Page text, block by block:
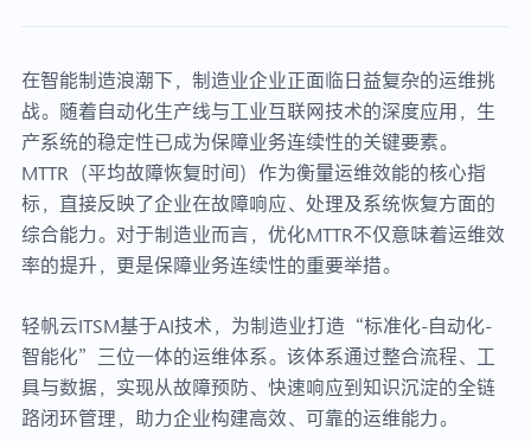
在智能制造浪潮下，制造业企业正面临日益复杂的运维挑
战。随着自动化生产线与工业互联网技术的深度应用，生
产系统的稳定性已成为保障业务连续性的关键要素。
MTTR（平均故障恢复时间）作为衡量运维效能的核心指
标，直接反映了企业在故障响应、处理及系统恢复方面的
综合能力。对于制造业而言，优化MTTR不仅意味着运维效
率的提升，更是保障业务连续性的重要举措。
轻帆云ITSM基于AI技术，为制造业打造“标准化-自动化-
智能化”三位一体的运维体系。该体系通过整合流程、工
具与数据，实现从故障预防、快速响应到知识沉淀的全链
路闭环管理，助力企业构建高效、可靠的运维能力。